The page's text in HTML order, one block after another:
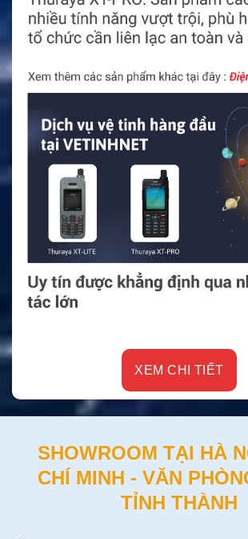
XEM CHI TIẾT
SHOWROOM TẠI HÀ
CHÍ MINH - VĂN
TỈNH THÀNH